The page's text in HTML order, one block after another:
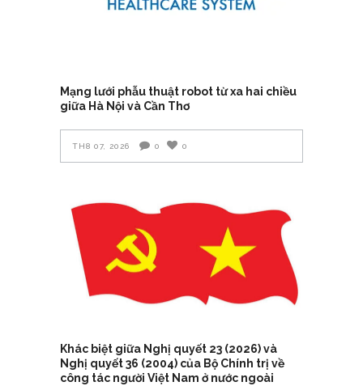
Mạng lưới phẫu thuật robot từ xa hai chiều
giữa Hà Nội và Cần Thơ
TH8 07, 2026 0 0
Khác biệt giữa Nghị quyết 23 (2026) và
Nghị quyết 36 (2004) của Bộ Chính trị về
công tác người Việt Nam ở nước ngoài